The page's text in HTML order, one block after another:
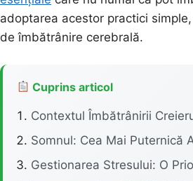
adoptarea acestor practici
de îmbătrânire cerebrală.
Cuprins articol
Contextul Îmbătrânirii
Somnul: Cea Mai Puternică
Gestionarea Stresului: O